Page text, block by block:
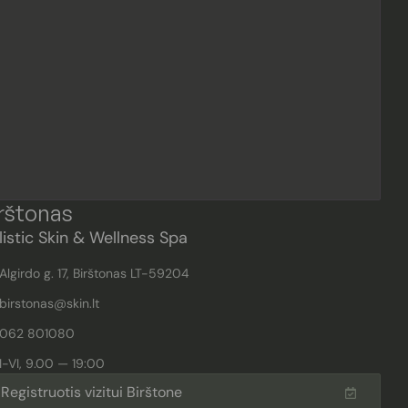
Skin & Wellness Spa
Algirdo g. 17, Birštonas LT-59204
birstonas@skin.lt
062 801080
I-VI, 9.00 — 19:00
Registruotis vizitui Birštone